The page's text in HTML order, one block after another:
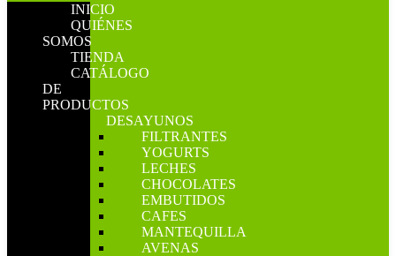
INICIO
QUIÉNES
SOMOS
TIENDA
CATÁLOGO
DE
PRODUCTOS
DESAYUNOS
FILTRANTES
YOGURTS
LECHES
CHOCOLATES
EMBUTIDOS
CAFES
MANTEQUILLA
AVENAS